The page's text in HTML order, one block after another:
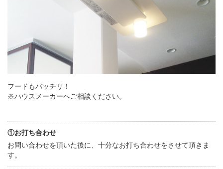
フードもバッチリ！
※ハウスメーカーへご相談ください。
①お打ち合わせ
お問い合わせを頂いた後に、十分なお打ち合わせをさせて頂きま
す。